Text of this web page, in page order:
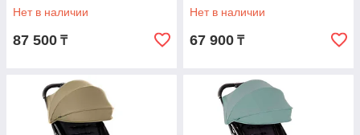
Нет в наличии
87 500 ₸
Нет в наличии
67 900 ₸